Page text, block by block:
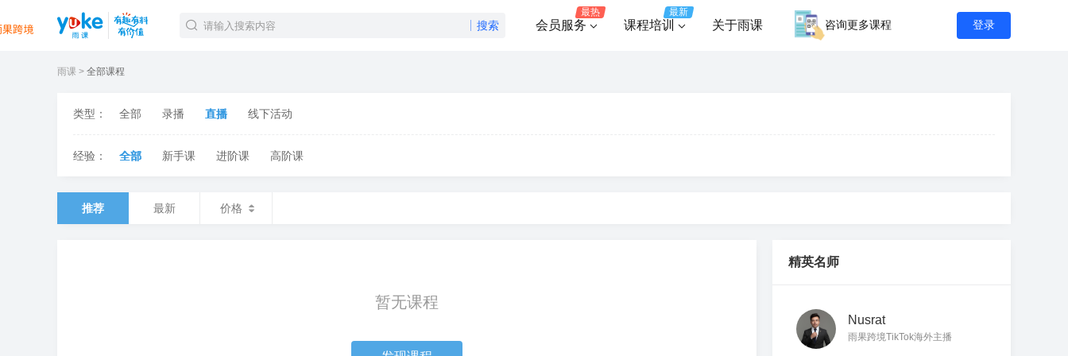
搜索 会员服务
最热
课程培训
最新
关于雨课 咨询更多课程 登录
雨课 全部课程
全部 录播 直播 线下活动
类型：
全部 新手课 进阶课 高阶课
经验：
推荐 最新 价格
暂无课程
精英名师
Nusrat
雨果跨境TikTok海外主播